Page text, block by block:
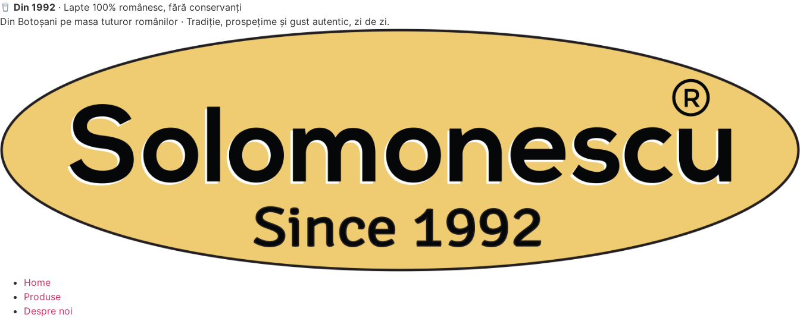
Sari
la
Din 1992 · Lapte 100% românesc, fără conservanți
Din Botoșani pe masa tuturor românilor · Tradiție, prospețime și gust autentic, zi de zi.
Home
Produse
Despre noi